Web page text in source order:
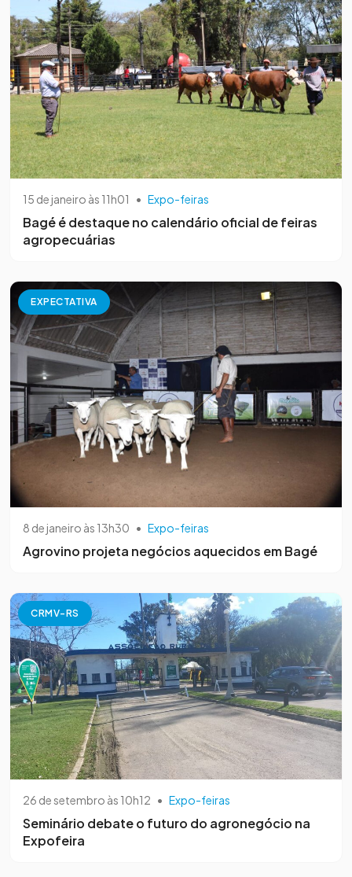
15 de janeiro às 11h01 • Expo-feiras
Bagé é destaque no calendário oficial de feiras
agropecuárias
EXPECTATIVA
8 de janeiro às 13h30 • Expo-feiras
Agrovino projeta negócios aquecidos em Bagé
CRMV-RS
26 de setembro às 10h12 • Expo-feiras
Seminário debate o futuro do agronegócio na
Expofeira